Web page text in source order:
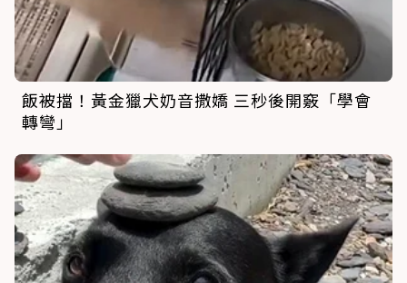
飯被擋！黃金獵犬奶音撒嬌 三秒後開竅「學會
轉彎」